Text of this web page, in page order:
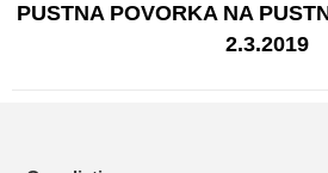
Next
album:
PUSTNA POVORKA NA
2.3.2019